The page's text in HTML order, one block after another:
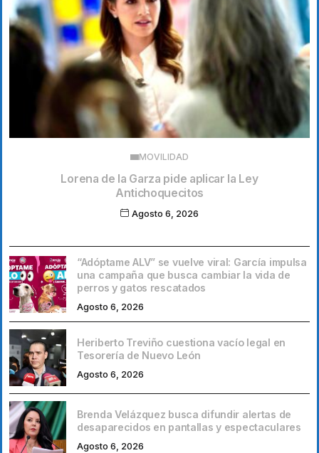
MOVILIDAD
Lorena de la Garza pide aplicar la Ley
Antichoquecitos
Agosto 6, 2026
“Adóptame ALV” se vuelve viral: García impulsa
una campaña que busca cambiar la vida de
perros y gatos rescatados
Agosto 6, 2026
Heriberto Treviño cuestiona vacío legal en
Tesorería de Nuevo León
Agosto 6, 2026
Brenda Velázquez busca difundir alertas de
desaparecidos en pantallas y espectaculares
Agosto 6, 2026